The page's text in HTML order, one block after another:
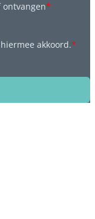
ontvangen*
akkoord.*